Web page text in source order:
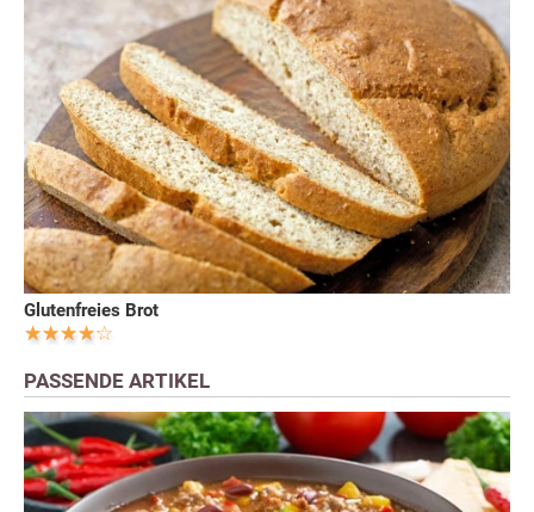
Glutenfreies Brot
PASSENDE ARTIKEL